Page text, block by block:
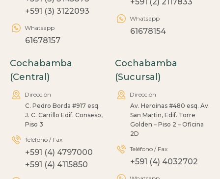
+591 (3) 3122093
Whatsapp
61678157
Whatsapp
61678154
Cochabamba
(Central)
Dirección
C. Pedro Borda #917 esq.
J. C. Carrillo Edif. Conseso,
Piso 3
Teléfono / Fax
+591 (4) 4797000
+591 (4) 4115850
Cochabamba
(Sucursal)
Dirección
Av. Heroinas #480 esq. Av.
San Martin, Edif. Torre
Golden – Piso 2 – Oficina
2D
Teléfono / Fax
+591 (4) 4032702